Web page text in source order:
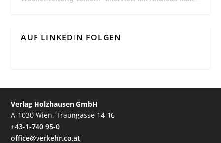
AUF LINKEDIN FOLGEN
Verlag Holzhausen GmbH
A-1030 Wien, Traungasse 14-16
+43-1-740 95-0
office@verkehr.co.at